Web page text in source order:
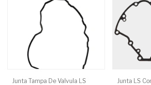
Junta Tampa De Valvula LS